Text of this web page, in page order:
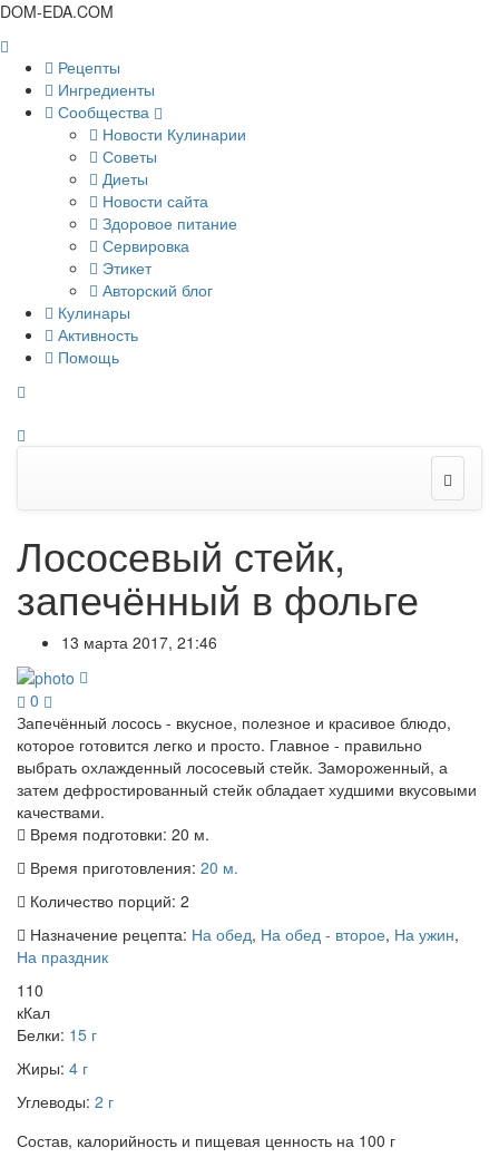
DOM-EDA.COM
Рецепты
Ингредиенты
Сообщества
Новости Кулинарии
Советы
Диеты
Новости сайта
Здоровое питание
Сервировка
Этикет
Авторский блог
Кулинары
Активность
Помощь
Лососевый стейк,
запечённый в фольге
13 марта 2017, 21:46
0
Запечённый лосось - вкусное, полезное и красивое блюдо,
которое готовится легко и просто. Главное - правильно
выбрать охлажденный лососевый стейк. Замороженный, а
затем дефростированный стейк обладает худшими вкусовыми
качествами.
Время подготовки: 20 м.
Время приготовления: 20 м.
Количество порций: 2
Назначение рецепта: На обед, На обед - второе, На ужин,
На праздник
110
кКал
Белки: 15 г
Жиры: 4 г
Углеводы: 2 г
Состав, калорийность и пищевая ценность на 100 г